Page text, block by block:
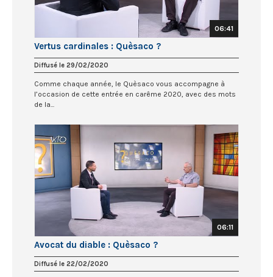
06:41
Vertus cardinales : Quèsaco ?
Diffusé le 29/02/2020
Comme chaque année, le Quèsaco vous accompagne à
l’occasion de cette entrée en carême 2020, avec des mots
de la...
06:11
Avocat du diable : Quèsaco ?
Diffusé le 22/02/2020